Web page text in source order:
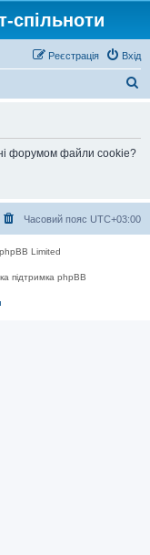
спільноти
Вхід
Реєстрація
форумом файли cookie?
Часовий пояс UTC+03:00
Limited
підтримка phpBB